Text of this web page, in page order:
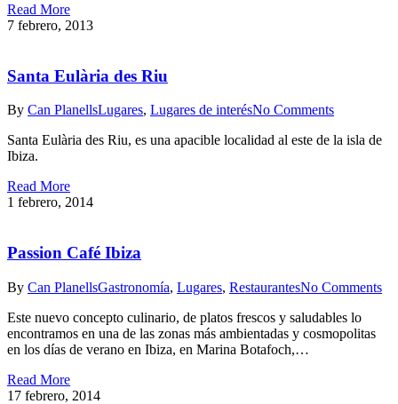
Read More
7 febrero, 2013
Santa Eulària des Riu
By Can PlanellsLugares, Lugares de interésNo Comments
Santa Eulària des Riu, es una apacible localidad al este de la isla de
Ibiza.
Read More
1 febrero, 2014
Passion Café Ibiza
By Can PlanellsGastronomía, Lugares, RestaurantesNo Comments
Este nuevo concepto culinario, de platos frescos y saludables lo
encontramos en una de las zonas más ambientadas y cosmopolitas
en los días de verano en Ibiza, en Marina Botafoch,…
Read More
17 febrero, 2014